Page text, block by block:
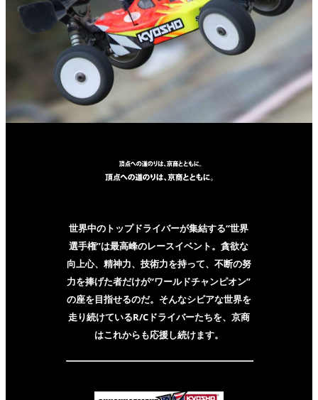
世界中のトップドライバーが集結する“世界
選手権”は最高峰のレースイベント。貪欲な
向上心、精神力、技術力を持って、不断の努
力を捧げた者だけが“ワールドチャンピオン”
の座を目指せるのだ。そんなシビアな世界を
走り続けているR/Cドライバーたちを、京商
はこれからも応援し続けます。